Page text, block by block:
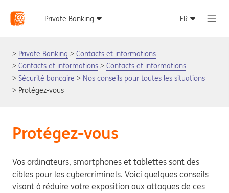
Private Banking
Contacts et informations
Contacts et informations
Contacts et informations
Sécurité bancaire
Nos conseils pour toutes les situations
Protégez-vous
Protégez-vous
Vos ordinateurs, smartphones et tablettes sont des
cibles pour les cybercriminels. Voici quelques conseils
visant à réduire votre exposition aux attaques de ces